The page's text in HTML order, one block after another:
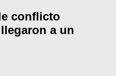
conflicto
a un